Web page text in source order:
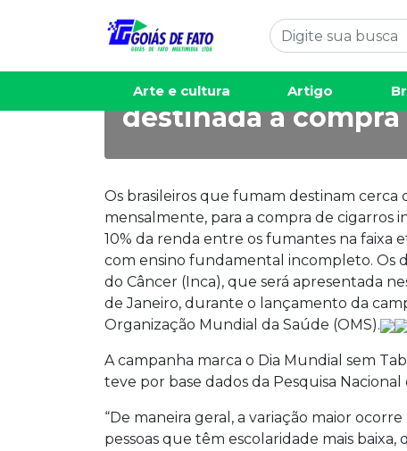
Arte e cultura Artigo
Oito por cento da
destinada à
Os brasileiros que fumam destinam cerca
mensalmente, para a compra de cigarros
10% da renda entre os fumantes na faixa
com ensino fundamental incompleto. Os
do Câncer (Inca), que será apresentada
de Janeiro, durante o lançamento da
Organização Mundial da Saúde (OMS).
A campanha marca o Dia Mundial sem
teve por base dados da Pesquisa Nacional
“De maneira geral, a variação maior
pessoas que têm escolaridade mais